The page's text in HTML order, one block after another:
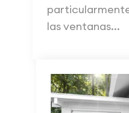
las ventanas...